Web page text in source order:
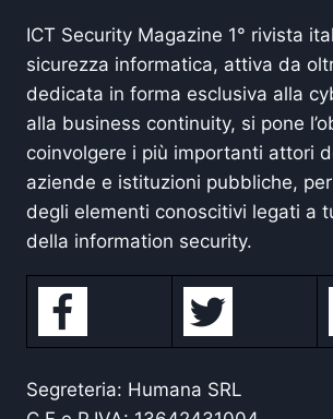
ICT Security Magazine 1° rivista
sicurezza informatica, attiva da
dedicata in forma esclusiva alla
alla business continuity, si pone
coinvolgere i più importanti attori
aziende e istituzioni pubbliche,
degli elementi conoscitivi legati a
della information security.
Segreteria: Humana SRL